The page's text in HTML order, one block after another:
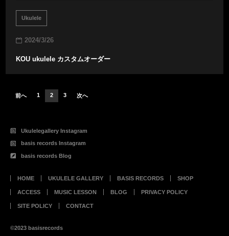
Ukulele
2024/3/26
KOU ukulele カスタムオーダー
り
前へ 1 2 3 次へ
Ukulelegallery Instagram
basis records Instagram
basis records Blog
HOME UKULELE GALLERY BASIS RECORDS SHOP
ACCESS MUSIC LESSON BLOG PRIVACY POLICY
SITE POLICY CONTACT
©2023 basisrecords